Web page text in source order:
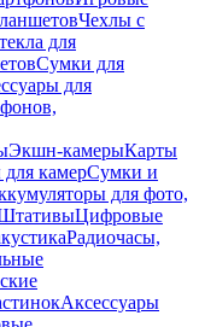
Чехлы с
для
Сумки для
для
Экшн-камерыКарты
камерСумки и
для фото,
Цифровые
Радиочасы,
Аксессуары